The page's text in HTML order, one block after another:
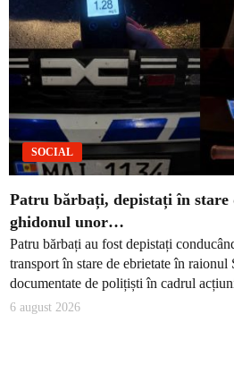
SOCIAL
Patru bărbați, depistați în stare
ghidonul unor…
Patru bărbați au fost depistați
transport în stare de ebrietate în raionul
documentate de polițiști în cadrul
6 august 2026